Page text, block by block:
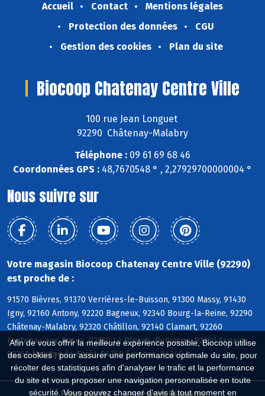
Afin de vous offrir la meilleure expérience possible, Biocoop utilise
des cookies : pour assurer une performance optimale du site, pour
récolter des statistiques afin d'analyser le trafic et la performance
du site et vous proposer une navigation personnalisée en toute
sécurité. Vous pouvez changer d'avis à tout moment en
Accueil Contact
Mentions légales
Protection des données
CGU
Gestion des cookies
Plan du site
Biocoop Chatenay Centre Ville
100 rue Jean Longuet
92290 Châtenay-Malabry
Téléphone : 09 61 69 68 46
Coordonnées GPS : 48,7670548 ° , 2,27929700000004 °
Nous suivre sur
Votre magasin Biocoop Chatenay Centre Ville (92290)
est proche de :
91570 Bièvres, 91370 Verrières-le-Buisson, 91300 Massy, 91430
Igny, 92160 Antony, 92220 Bagneux, 92340 Bourg-la-Reine, 92290
Châtenay-Malabry, 92320 Châtillon, 92140 Clamart, 92260
Fontenay-aux-Roses, 92350 Le Plessis-Robinson, 92330 Sceaux,
92360 Meudon-la-Forêt, 94260 Fresnes, 94240 L